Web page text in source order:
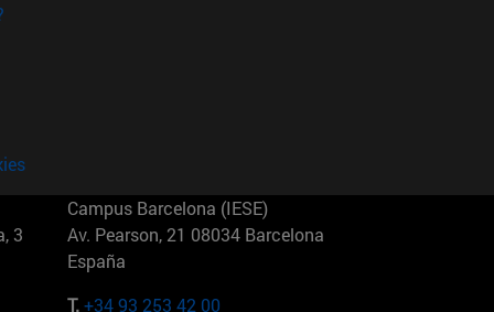
3
Campus Barcelona (IESE)
Av. Pearson, 21 08034 Barcelona
España
T.+34 93 253 42 00